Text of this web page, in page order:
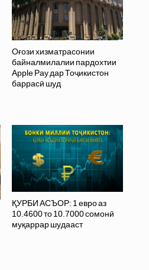
Оғози хизматрасонии
байналмилалии пардохтии
Apple Pay дар Тоҷикистон
баррасӣ шуд
ҚУРБИ АСЪОР: 1 евро аз
10.4600 то 10.7000 сомонӣ
муқаррар шудааст